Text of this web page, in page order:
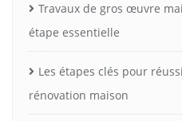
Travaux de gros œuvre
étape essentielle
Les étapes clés pour
rénovation maison